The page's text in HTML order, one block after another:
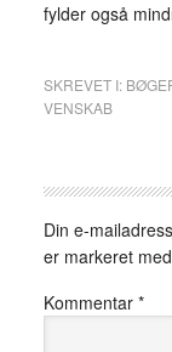
fylder også
SKREVET I:
VENSKAB
Din e-
er markeret med
Kommentar *